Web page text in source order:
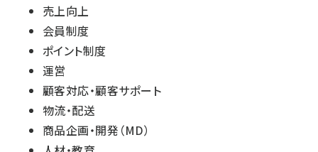
売上向上
会員制度
ポイント制度
運営
顧客対応・顧客サポート
物流・配送
商品企画・開発（MD）